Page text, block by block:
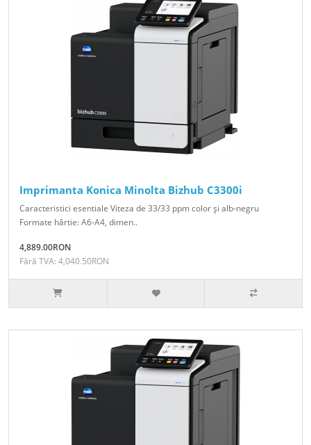
Imprimanta Konica Minolta Bizhub C3300i
Caracteristici esentiale Viteza de 33/33 ppm color şi alb-negru
Formate hârtie: A6-A4, dimen..
4,889.00RON
Fără TVA: 4,040.50RON